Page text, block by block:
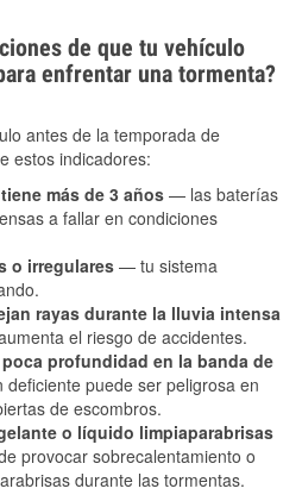
de que tu vehículo
enfrentar una tormenta?
antes de la temporada de
estos indicadores:
más de 3 años — las baterías
a fallar en condiciones
o irregulares — tu sistema
rayas durante la lluvia intensa
el riesgo de accidentes.
profundidad en la banda de
puede ser peligrosa en
de escombros.
o líquido limpiaparabrisas
provocar sobrecalentamiento o
durante las tormentas.